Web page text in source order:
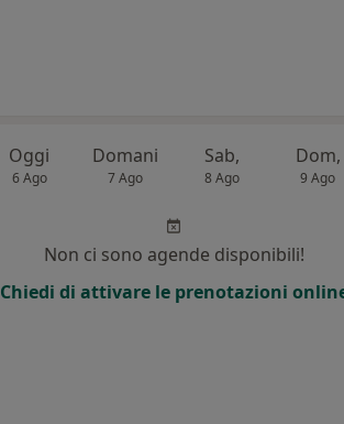
Oggi
6 Ago
Domani
7 Ago
Sab,
8 Ago
Dom,
9 Ago
Non ci sono agende disponibili!
Chiedi di attivare le prenotazioni